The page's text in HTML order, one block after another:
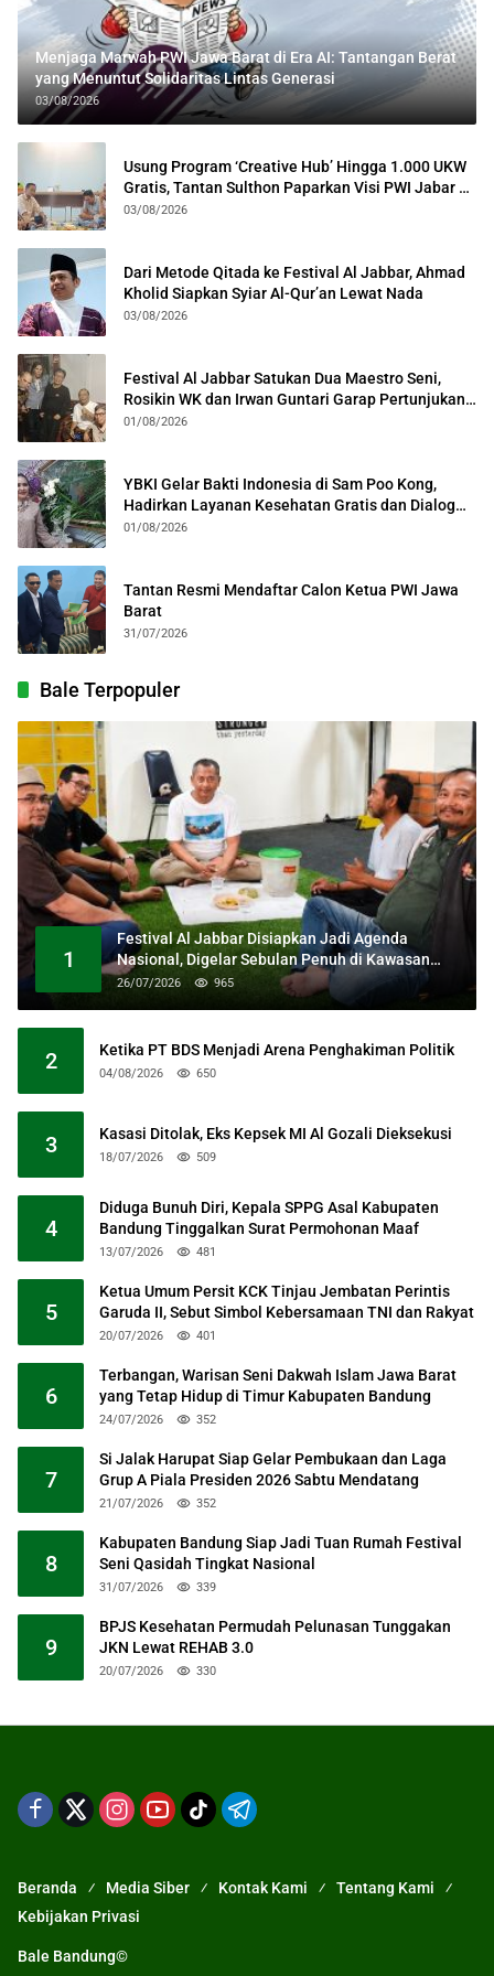
Menjaga Marwah PWI Jawa Barat di Era AI: Tantangan Berat
yang Menuntut Solidaritas Lintas Generasi
03/08/2026
Usung Program ‘Creative Hub’ Hingga 1.000 UKW
Gratis, Tantan Sulthon Paparkan Visi PWI Jabar di
Kota Bogor
03/08/2026
Dari Metode Qitada ke Festival Al Jabbar, Ahmad
Kholid Siapkan Syiar Al-Qur’an Lewat Nada
03/08/2026
Festival Al Jabbar Satukan Dua Maestro Seni,
Rosikin WK dan Irwan Guntari Garap Pertunjukan
Kolosal
01/08/2026
YBKI Gelar Bakti Indonesia di Sam Poo Kong,
Hadirkan Layanan Kesehatan Gratis dan Dialog
Kebangsaan
01/08/2026
Tantan Resmi Mendaftar Calon Ketua PWI Jawa
Barat
31/07/2026
Bale Terpopuler
1
Festival Al Jabbar Disiapkan Jadi Agenda
Nasional, Digelar Sebulan Penuh di Kawasan
Masjid Raya Al Jabbar
26/07/2026 965
2 Ketika PT BDS Menjadi Arena Penghakiman Politik
04/08/2026 650
3 Kasasi Ditolak, Eks Kepsek MI Al Gozali Dieksekusi
18/07/2026 509
4
Diduga Bunuh Diri, Kepala SPPG Asal Kabupaten
Bandung Tinggalkan Surat Permohonan Maaf
13/07/2026 481
5
Ketua Umum Persit KCK Tinjau Jembatan Perintis
Garuda II, Sebut Simbol Kebersamaan TNI dan Rakyat
20/07/2026 401
6
Terbangan, Warisan Seni Dakwah Islam Jawa Barat
yang Tetap Hidup di Timur Kabupaten Bandung
24/07/2026 352
7
Si Jalak Harupat Siap Gelar Pembukaan dan Laga
Grup A Piala Presiden 2026 Sabtu Mendatang
21/07/2026 352
8
Kabupaten Bandung Siap Jadi Tuan Rumah Festival
Seni Qasidah Tingkat Nasional
31/07/2026 339
9
BPJS Kesehatan Permudah Pelunasan Tunggakan
JKN Lewat REHAB 3.0
20/07/2026 330
Beranda Media Siber Kontak Kami
Tentang Kami
Kebijakan Privasi
Bale Bandung©